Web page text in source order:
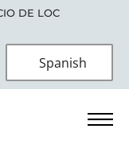
DE LOC
Spanish